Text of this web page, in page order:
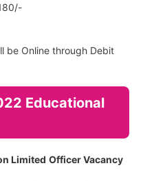
be Online through Debit
Educational
Limited Officer Vacancy